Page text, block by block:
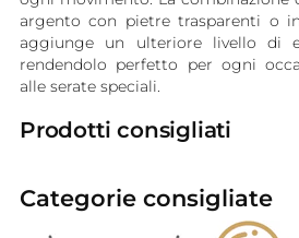
argento con pietre trasparenti o
aggiunge un ulteriore livello di
rendendolo perfetto per ogni
alle serate speciali.
Prodotti consigliati
Categorie consigliate